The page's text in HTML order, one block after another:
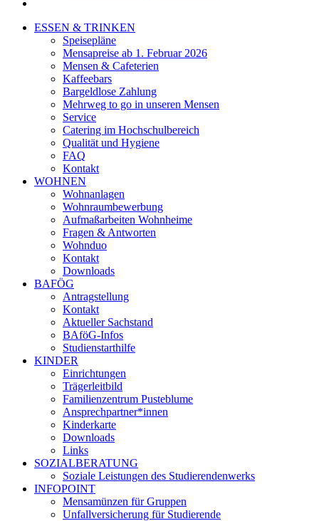
ESSEN & TRINKEN
Speisepläne
Mensapreise ab 1. Februar 2026
Mensen & Cafeterien
Kaffeebars
Bargeldlose Zahlung
Mehrweg to go in unseren Mensen
Service
Catering im Hochschulbereich
Qualität und Hygiene
FAQ
Kontakt
WOHNEN
Wohnanlagen
Wohnraumbewerbung
Aufmaßarbeiten Wohnheime
Fragen & Antworten
Wohnduo
Kontakt
Downloads
BAFÖG
Antragstellung
Kontakt
Aktueller Sachstand
BAföG-Infos
Studienstarthilfe
KINDER
Einrichtungen
Trägerleitbild
Familienzentrum Pusteblume
Ansprechpartner*innen
Kinderkarte
Downloads
Links
SOZIALBERATUNG
Soziale Leistungen des Studierendenwerks
INFOPOINT
Mensamünzen für Gruppen
Unfallversicherung für Studierende